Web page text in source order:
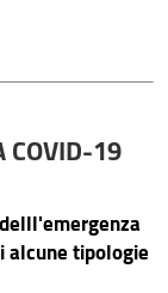
COVID-19
alcune tipologie